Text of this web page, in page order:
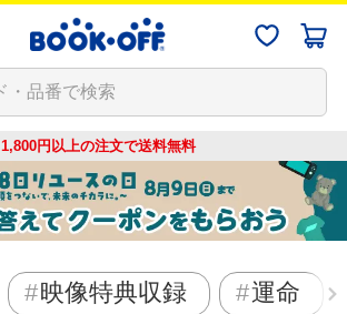
1,800円以上の注文で送料無料
映像特典収録 運命